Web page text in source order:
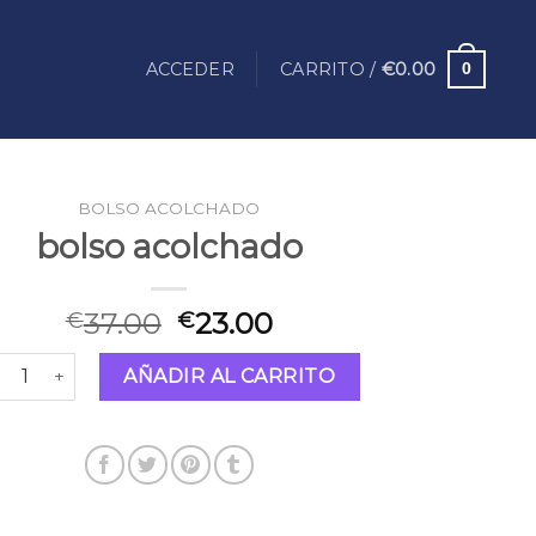
ACCEDER CARRITO / €0.00 0
BOLSO ACOLCHADO
bolso acolchado
€37.00 €23.00
acolchado cantidadAÑADIR AL CARRITO